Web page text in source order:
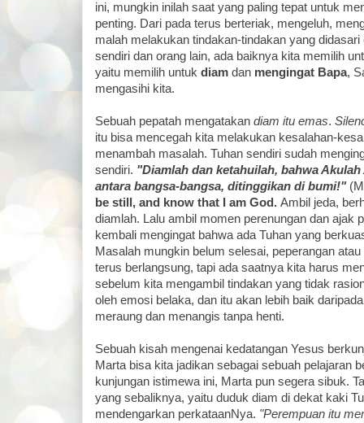
ini, mungkin inilah saat yang paling tepat untuk
penting. Dari pada terus berteriak, mengeluh,
malah melakukan tindakan-tindakan yang
sendiri dan orang lain, ada baiknya kita memilih
yaitu memilih untuk diam dan mengingat Bapa,
mengasihi kita.
Sebuah pepatah mengatakan diam itu emas.
itu bisa mencegah kita melakukan kesalahan-
menambah masalah. Tuhan sendiri sudah
sendiri. "Diamlah dan ketahuilah, bahwa
antara bangsa-bangsa, ditinggikan di bumi!"
be still, and know that I am God. Ambil jeda,
diamlah. Lalu ambil momen perenungan dan ajak
kembali mengingat bahwa ada Tuhan yang
Masalah mungkin belum selesai, peperangan
terus berlangsung, tapi ada saatnya kita harus
sebelum kita mengambil tindakan yang tidak
oleh emosi belaka, dan itu akan lebih baik
meraung dan menangis tanpa henti.
Sebuah kisah mengenai kedatangan Yesus
Marta bisa kita jadikan sebagai sebuah pelajaran
kunjungan istimewa ini, Marta pun segera sibuk.
yang sebaliknya, yaitu duduk diam di dekat kaki
mendengarkan perkataanNya. "Perempuan itu